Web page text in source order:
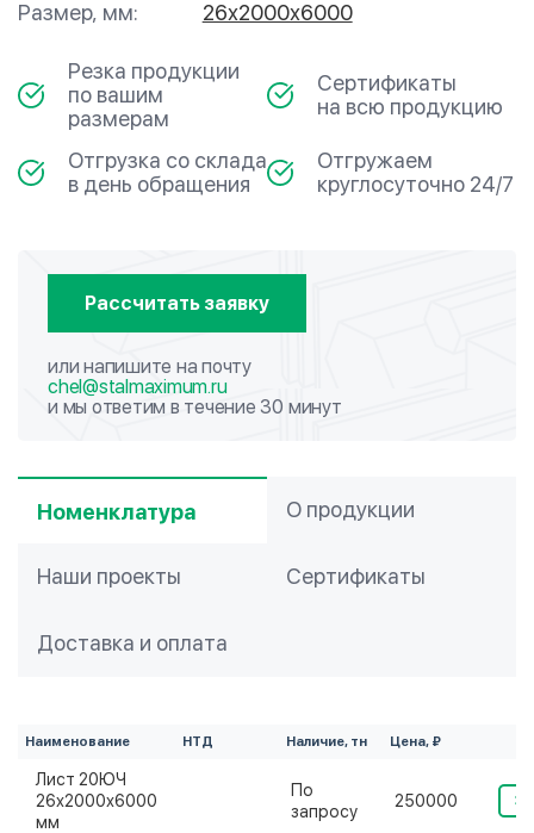
Размер, мм:
26х2000х6000
Резка продукции
по вашим
размерам
Сертификаты
на всю продукцию
Отгрузка со склада
в день обращения
Отгружаем
круглосуточно 24/7
Рассчитать заявку
или напишите на почту
chel@stalmaximum.ru
и мы ответим в течение 30 минут
Номенклатура О продукции
Наши проекты Сертификаты
Доставка и оплата
Наименование НТД Наличие, тн Цена, ₽
Лист 20ЮЧ
26х2000х6000
мм
По
запросу
250000